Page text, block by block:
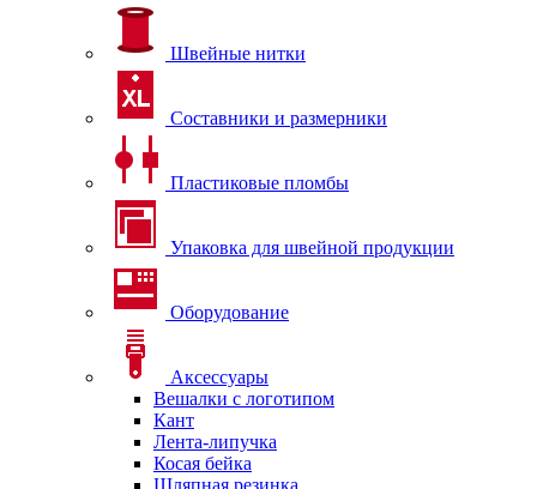
Швейные нитки
Составники и размерники
Пластиковые пломбы
Упаковка для швейной продукции
Оборудование
Аксессуары
Вешалки с логотипом
Кант
Лента-липучка
Косая бейка
Шляпная резинка